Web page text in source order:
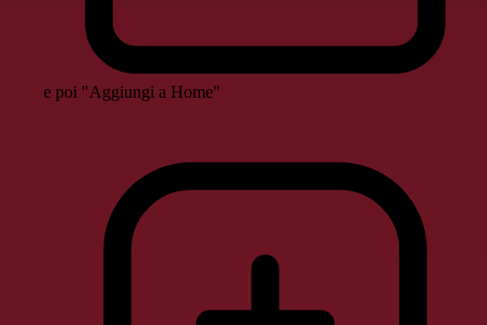
e poi "Aggiungi a Home"